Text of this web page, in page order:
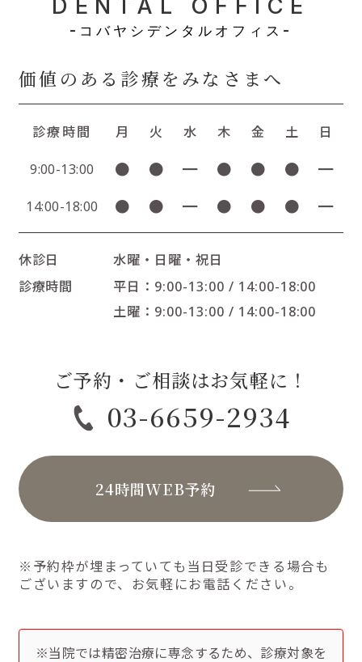
DENTAL OFFICE
-コバヤシデンタルオフィス-
価値のある診療をみなさまへ
診療時間 月 火 水 木 金 土 日
9:00-13:00 ● ● ━ ● ● ● ━
14:00-18:00 ● ● ━ ● ● ● ━
休診日
水曜・日曜・祝日
診療時間
平日：9:00-13:00 / 14:00-18:00
土曜：9:00-13:00 / 14:00-18:00
ご予約・ご相談はお気軽に！
03-6659-2934
24時間WEB予約
※予約枠が埋まっていても当日受診できる場合も
ございますので、お気軽にお電話ください。
※当院では精密治療に専念するため、診療対象を